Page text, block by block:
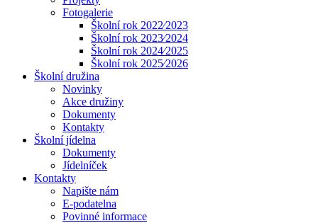
Fotogalerie
Školní rok 2022⁄2023
Školní rok 2023⁄2024
Školní rok 2024⁄2025
Školní rok 2025⁄2026
Školní družina
Novinky
Akce družiny
Dokumenty
Kontakty
Školní jídelna
Dokumenty
Jídelníček
Kontakty
Napište nám
E-podatelna
Povinné informace